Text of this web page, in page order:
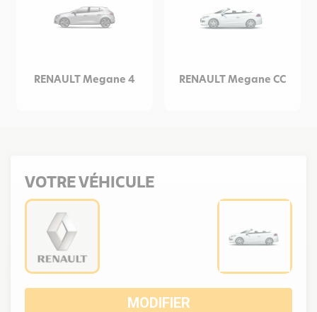
RENAULT Megane 4 RENAULT Megane CC
VOTRE VÉHICULE
MODIFIER